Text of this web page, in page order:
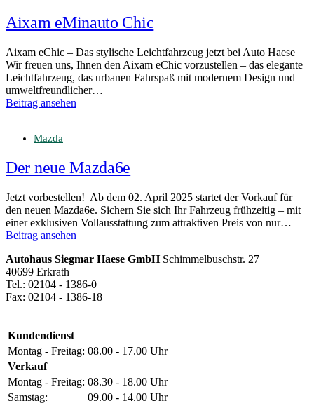
Aixam eMinauto Chic
Aixam eChic – Das stylische Leichtfahrzeug jetzt bei Auto Haese
Wir freuen uns, Ihnen den Aixam eChic vorzustellen – das elegante
Leichtfahrzeug, das urbanen Fahrspaß mit modernem Design und
umweltfreundlicher…
Beitrag ansehen
Mazda
Der neue Mazda6e
Jetzt vorbestellen! Ab dem 02. April 2025 startet der Vorkauf für
den neuen Mazda6e. Sichern Sie sich Ihr Fahrzeug frühzeitig – mit
einer exklusiven Vollausstattung zum attraktiven Preis von nur…
Beitrag ansehen
Autohaus Siegmar Haese GmbHSchimmelbuschstr. 27
40699 Erkrath
Tel.: 02104 - 1386-0
Fax: 02104 - 1386-18
Kundendienst
Montag - Freitag: 08.00 - 17.00 Uhr
Verkauf
Montag - Freitag: 08.30 - 18.00 Uhr
Samstag:
09.00 - 14.00 Uhr